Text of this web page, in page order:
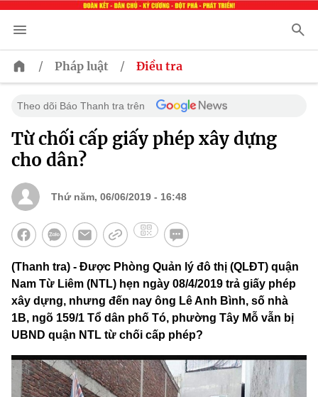
/ Pháp luật / Điều tra
Theo dõi Báo Thanh tra trên
Từ chối cấp giấy phép xây dựng
cho dân?
Thứ năm, 06/06/2019 - 16:48
(Thanh tra) - Được Phòng Quản lý đô thị (QLĐT) quận
Nam Từ Liêm (NTL) hẹn ngày 08/4/2019 trả giấy phép
xây dựng, nhưng đến nay ông Lê Anh Bình, số nhà
1B, ngõ 159/1 Tổ dân phố Tó, phường Tây Mỗ vẫn bị
UBND quận NTL từ chối cấp phép?